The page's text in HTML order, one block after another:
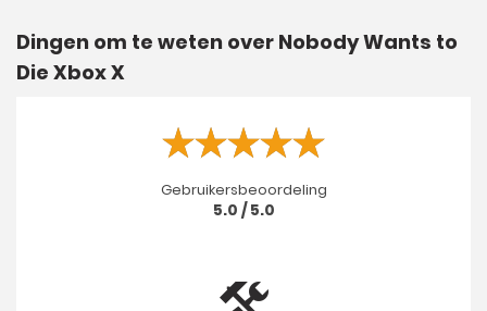
Dingen om te weten over Nobody Wants to
Die Xbox X
Gebruikersbeoordeling
5.0 / 5.0